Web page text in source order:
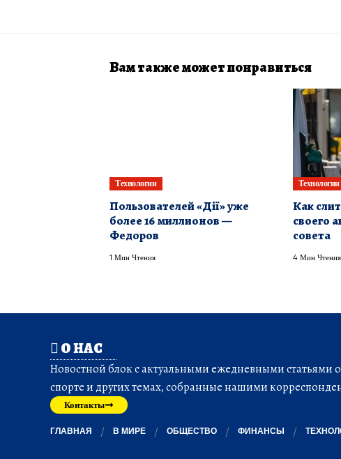
Вам также может понравиться
Технологии
Пользователей «Дії» уже
более 16 миллионов —
Федоров
1 Мин Чтения
Технологии
Как
своего
совета
4 Мин Чтения
О НАС
Новостной блок с актуальными ежедневными статьями
спорте и других темах, собранные нашими
Контакты
ГЛАВНАЯ В МИРЕ ОБЩЕСТВО ФИНАНСЫ